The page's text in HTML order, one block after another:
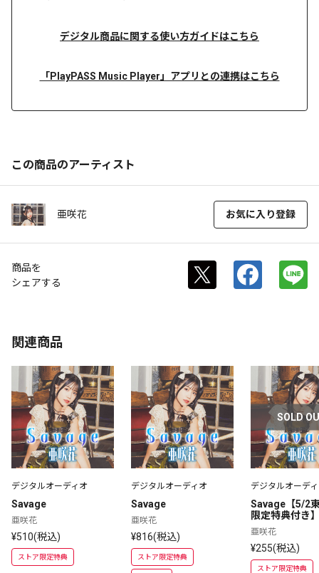
デジタル商品に関する使い方ガイドはこちら
「PlayPASS Music Player」アプリとの連携はこちら
この商品のアーティスト
亜咲花 お気に入り登録
商品を
シェアする
関連商品
デジタルオーディオ
Savage
亜咲花
¥510(税込)
ストア限定特典
デジタルオーディオ
Savage
亜咲花
¥816(税込)
ストア限定特典
SOLD
デジタルオーデ
Savage【5/2
限定特典付き
亜咲花
¥255(税込)
ストア限定特典